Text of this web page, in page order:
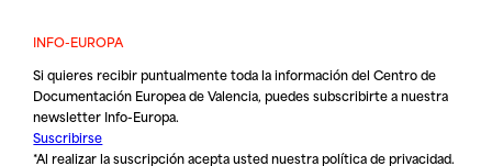
INFO-EUROPA
Si quieres recibir puntualmente toda la información del Centro de
Documentación Europea de Valencia, puedes subscribirte a nuestra
newsletter Info-Europa.
Suscribirse
*Al realizar la suscripción acepta usted nuestrapolítica de privacidad.